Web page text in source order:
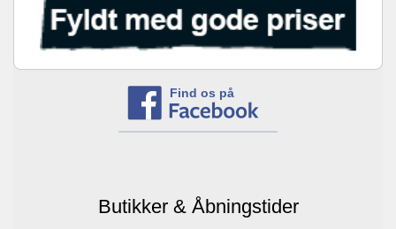
Find os på
Butikker & Åbningstider